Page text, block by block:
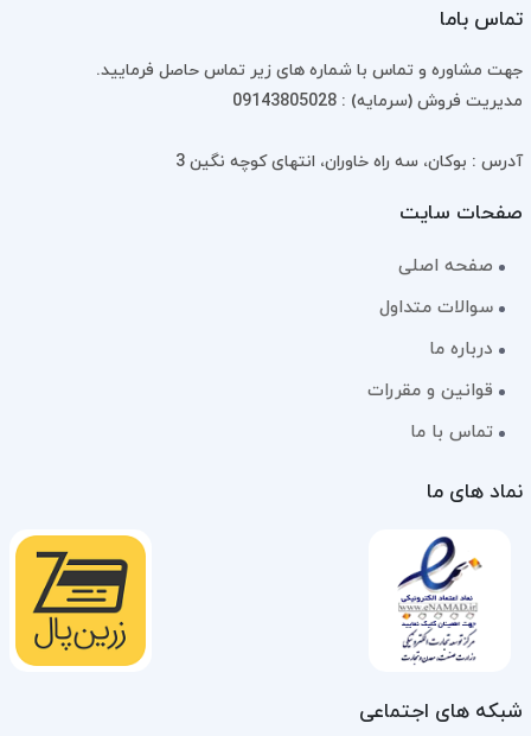
تماس باما
جهت مشاوره و تماس با شماره های زیر تماس حاصل فرمایید.
مدیریت فروش (سرمایه) : 09143805028
آدرس : بوکان، سه راه خاوران، انتهای کوچه نگین 3
صفحات سایت
صفحه اصلی
سوالات متداول
درباره ما
قوانین و مقررات
تماس با ما
نماد های ما
شبکه های اجتماعی